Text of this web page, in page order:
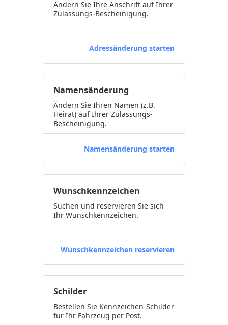
Ändern Sie Ihre Anschrift auf Ihrer
Zulassungs-Bescheinigung.
Adressänderung starten
Namensänderung
Ändern Sie Ihren Namen (z.B.
Heirat) auf Ihrer Zulassungs-
Bescheinigung.
Namensänderung starten
Wunschkennzeichen
Suchen und reservieren Sie sich
Ihr Wunschkennzeichen.
Wunschkennzeichen reservieren
Schilder
Bestellen Sie Kennzeichen-Schilder
für Ihr Fahrzeug per Post.